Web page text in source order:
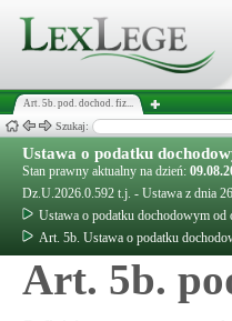
Art. 5b. pod. dochod. fiz...
Szukaj:
Ustawa o podatku
Stan prawny aktualny na dzień:
Dz.U.2026.0.592 t.j. - Ustawa z dnia
Ustawa o podatku dochodowym od
Art. 5b. Ustawa o podatku
Art. 5b.